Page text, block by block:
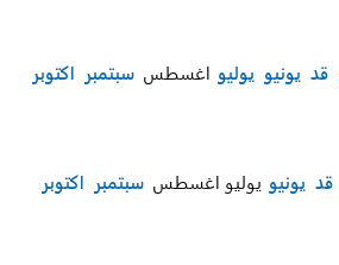
قد يونيو يوليو اغسطس سبتمبر اكتوبر
قد يونيو يوليو اغسطس سبتمبر اكتوبر